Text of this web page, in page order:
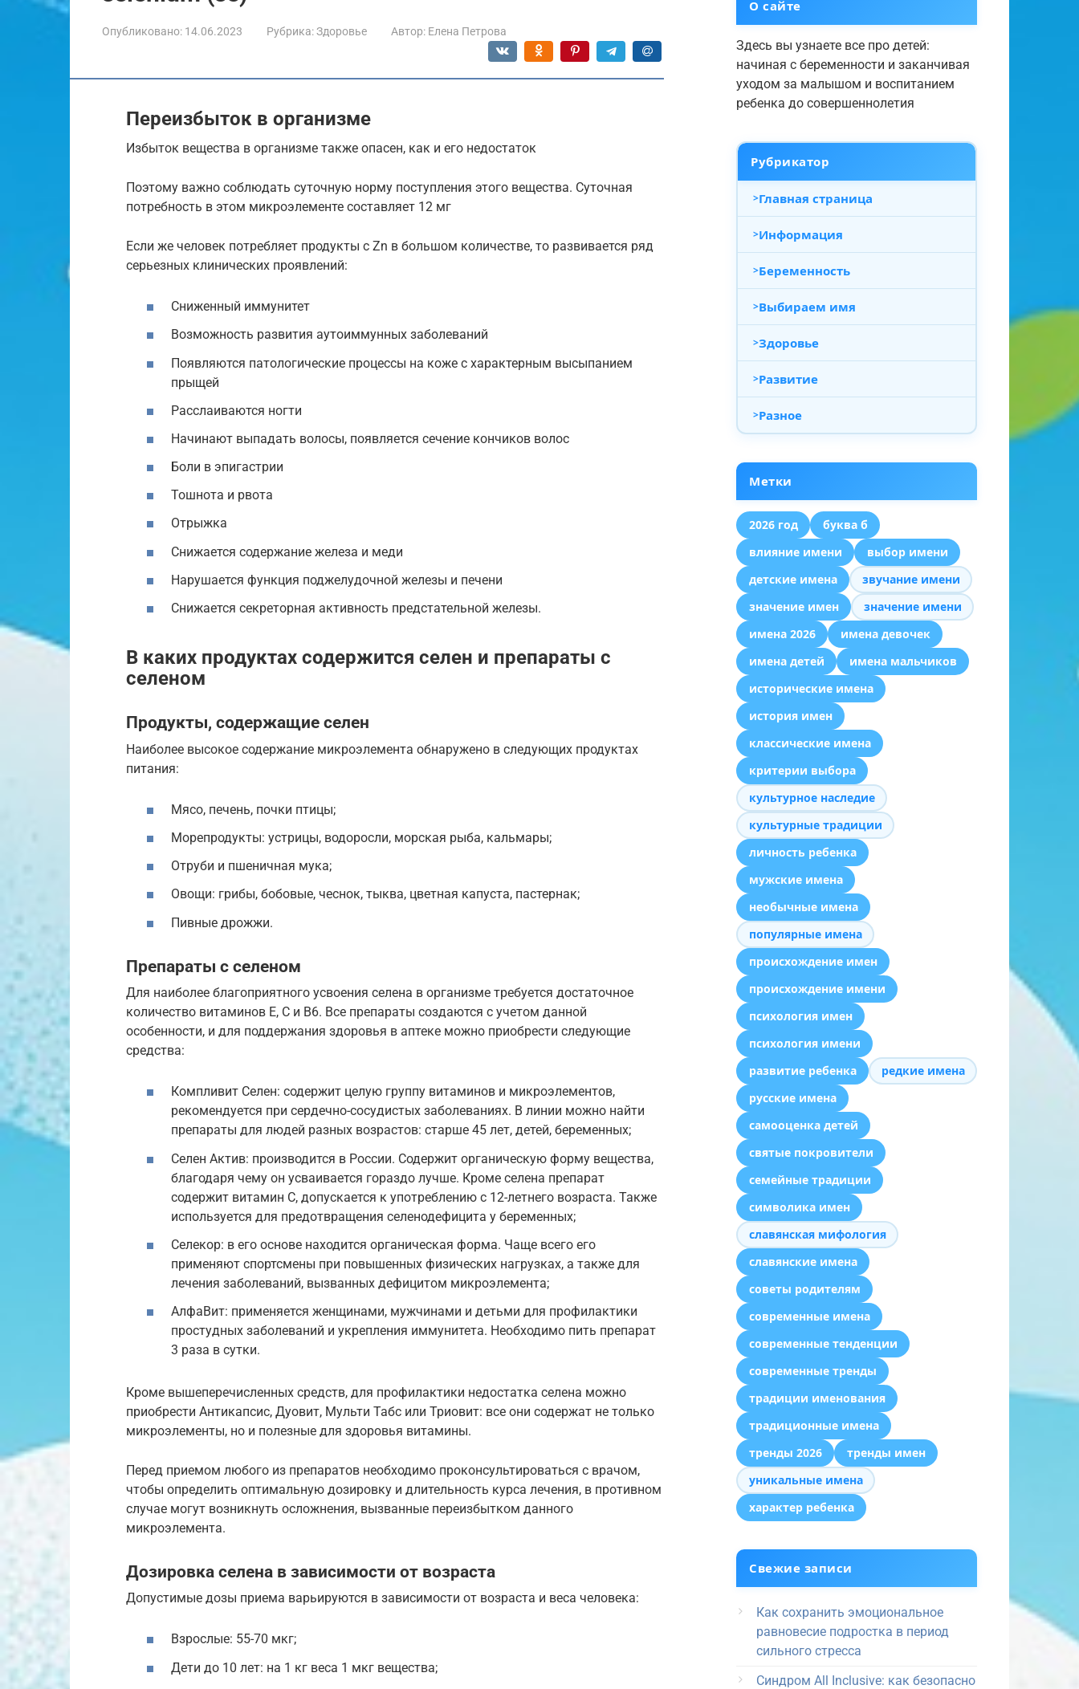
Опубликовано: 14.06.2023 Рубрика:Здоровье Автор: Елена Петрова
Переизбыток в организме
Избыток вещества в организме также опасен, как и его недостаток
Поэтому важно соблюдать суточную норму поступления этого вещества. Суточная
потребность в этом микроэлементе составляет 12 мг
Если же человек потребляет продукты с Zn в большом количестве, то развивается ряд
серьезных клинических проявлений:
Сниженный иммунитет
Возможность развития аутоиммунных заболеваний
Появляются патологические процессы на коже с характерным высыпанием
прыщей
Расслаиваются ногти
Начинают выпадать волосы, появляется сечение кончиков волос
Боли в эпигастрии
Тошнота и рвота
Отрыжка
Снижается содержание железа и меди
Нарушается функция поджелудочной железы и печени
Снижается секреторная активность предстательной железы.
В каких продуктах содержится селен и препараты с
селеном
Продукты, содержащие селен
Наиболее высокое содержание микроэлемента обнаружено в следующих продуктах
питания:
Мясо, печень, почки птицы;
Морепродукты: устрицы, водоросли, морская рыба, кальмары;
Отруби и пшеничная мука;
Овощи: грибы, бобовые, чеснок, тыква, цветная капуста, пастернак;
Пивные дрожжи.
Препараты с селеном
Для наиболее благоприятного усвоения селена в организме требуется достаточное
количество витаминов Е, С и В6. Все препараты создаются с учетом данной
особенности, и для поддержания здоровья в аптеке можно приобрести следующие
средства:
Компливит Селен: содержит целую группу витаминов и микроэлементов,
рекомендуется при сердечно-сосудистых заболеваниях. В линии можно найти
препараты для людей разных возрастов: старше 45 лет, детей, беременных;
Селен Актив: производится в России. Содержит органическую форму вещества,
благодаря чему он усваивается гораздо лучше. Кроме селена препарат
содержит витамин С, допускается к употреблению с 12-летнего возраста. Также
используется для предотвращения селенодефицита у беременных;
Селекор: в его основе находится органическая форма. Чаще всего его
применяют спортсмены при повышенных физических нагрузках, а также для
лечения заболеваний, вызванных дефицитом микроэлемента;
АлфаВит: применяется женщинами, мужчинами и детьми для профилактики
простудных заболеваний и укрепления иммунитета. Необходимо пить препарат
3 раза в сутки.
Кроме вышеперечисленных средств, для профилактики недостатка селена можно
приобрести Антикапсис, Дуовит, Мульти Табс или Триовит: все они содержат не только
микроэлементы, но и полезные для здоровья витамины.
Перед приемом любого из препаратов необходимо проконсультироваться с врачом,
чтобы определить оптимальную дозировку и длительность курса лечения, в противном
случае могут возникнуть осложнения, вызванные переизбытком данного
микроэлемента.
Дозировка селена в зависимости от возраста
Допустимые дозы приема варьируются в зависимости от возраста и веса человека:
Взрослые: 55-70 мкг;
Дети до 10 лет: на 1 кг веса 1 мкг вещества;
О сайте
Здесь вы узнаете все про детей:
начиная с беременности и заканчивая
уходом за малышом и воспитанием
ребенка до совершеннолетия
Рубрикатор
Главная страница
Информация
Беременность
Выбираем имя
Здоровье
Развитие
Разное
Метки
2026 год
буква б
влияние имени
выбор имени
детские имена
звучание имени
значение имен
значение имени
имена 2026
имена девочек
имена детей
имена мальчиков
исторические имена
история имен
классические имена
критерии выбора
культурное наследие
культурные традиции
личность ребенка
мужские имена
необычные имена
популярные имена
происхождение имен
происхождение имени
психология имен
психология имени
развитие ребенка
редкие имена
русские имена
самооценка детей
святые покровители
семейные традиции
символика имен
славянская мифология
славянские имена
советы родителям
современные имена
современные тенденции
современные тренды
традиции именования
традиционные имена
тренды 2026
тренды имен
уникальные имена
характер ребенка
Свежие записи
Как сохранить эмоциональное
равновесие подростка в период
сильного стресса
Синдром All Inclusive: как безопасно